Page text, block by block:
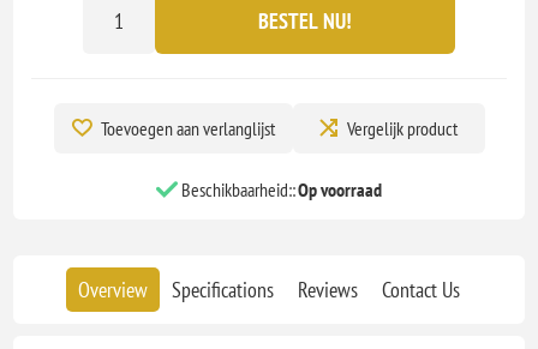
BESTEL NU!
Toevoegen aan verlanglijst Vergelijk product
Beschikbaarheid::Op voorraad
Overview Specifications Reviews Contact Us